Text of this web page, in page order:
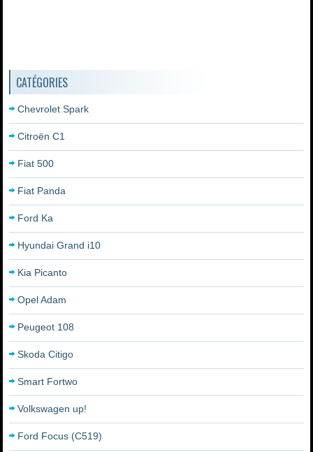
CATÉGORIES
Chevrolet Spark
Citroën C1
Fiat 500
Fiat Panda
Ford Ka
Hyundai Grand i10
Kia Picanto
Opel Adam
Peugeot 108
Skoda Citigo
Smart Fortwo
Volkswagen up!
Ford Focus (C519)